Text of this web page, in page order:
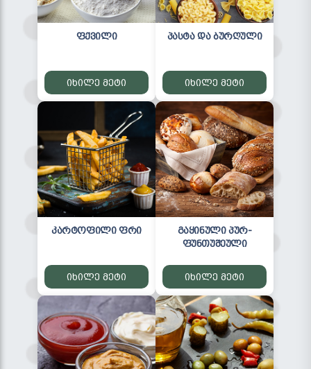
ფქვილი
იხილე მეტი
პასტა და ბურღული
იხილე მეტი
კარტოფილი ფრი
იხილე მეტი
გაყინული პურ-
ფუნთუშეული
იხილე მეტი